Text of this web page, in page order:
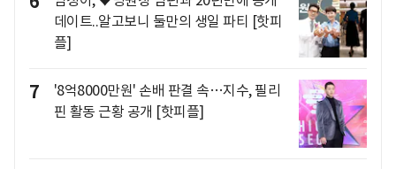
데이트..알고보니 둘만의 생일 파티 [핫피
플]
7
'8억8000만원' 손배 판결 속…지수, 필리
핀 활동 근황 공개 [핫피플]